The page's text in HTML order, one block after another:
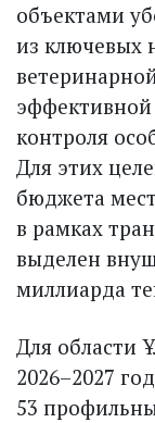
объектами
из ключевых
контроля
Для этих
бюджета
в рамках
выделен
миллиарда
Для области
2026–2027
53